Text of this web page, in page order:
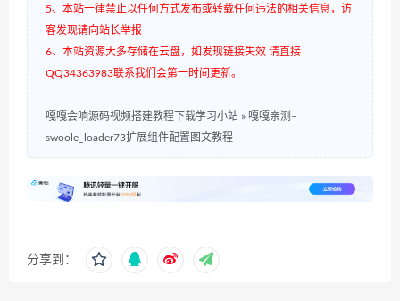
5、本站一律禁止以任何方式发布或转载任何违法的相关信息，访
客发现请向站长举报
6、本站资源大多存储在云盘，如发现链接失效 请直接
QQ34363983联系我们会第一时间更新。
嘎嘎会响源码视频搭建教程下载学习小站 » 嘎嘎亲测–
swoole_loader73扩展组件配置图文教程
分享到：